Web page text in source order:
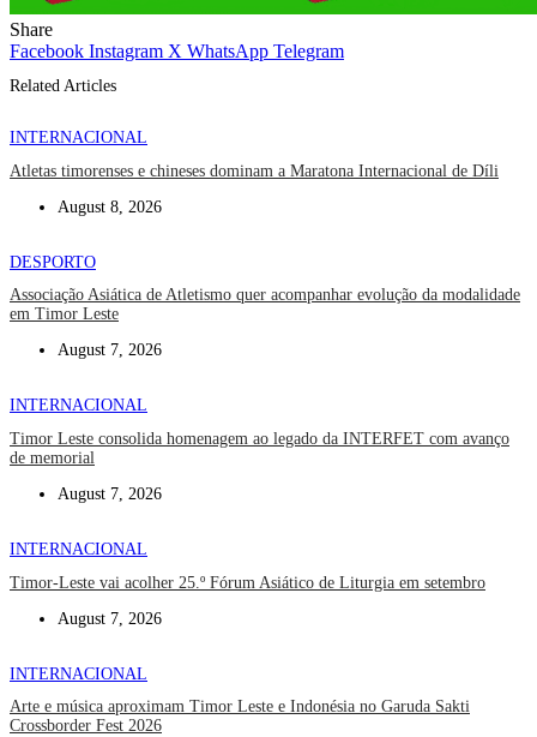
Share
Facebook Instagram X WhatsApp Telegram
Related Articles
INTERNACIONAL
Atletas timorenses e chineses dominam a Maratona Internacional de Díli
August 8, 2026
DESPORTO
Associação Asiática de Atletismo quer acompanhar evolução da modalidade
em Timor Leste
August 7, 2026
INTERNACIONAL
Timor Leste consolida homenagem ao legado da INTERFET com avanço
de memorial
August 7, 2026
INTERNACIONAL
Timor-Leste vai acolher 25.º Fórum Asiático de Liturgia em setembro
August 7, 2026
INTERNACIONAL
Arte e música aproximam Timor Leste e Indonésia no Garuda Sakti
Crossborder Fest 2026